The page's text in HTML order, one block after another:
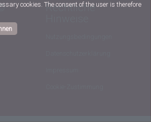
cookies. The consent of the user is therefore
Rechtliche